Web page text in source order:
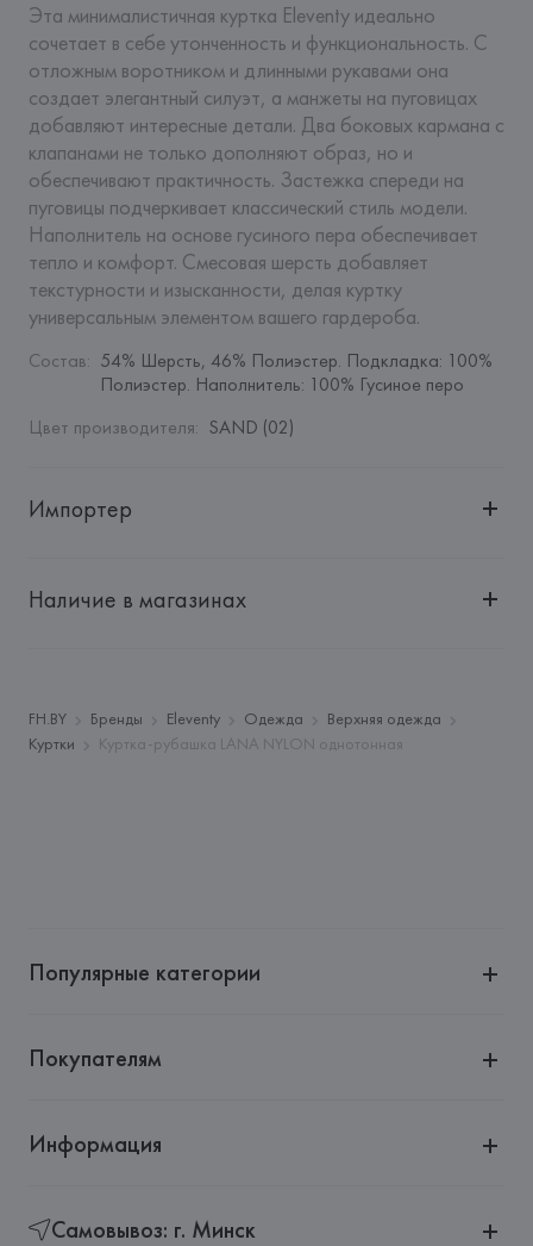
Эта минималистичная куртка Eleventy идеально
сочетает в себе утонченность и функциональность. С
отложным воротником и длинными рукавами она
создает элегантный силуэт, а манжеты на пуговицах
добавляют интересные детали. Два боковых кармана с
клапанами не только дополняют образ, но и
обеспечивают практичность. Застежка спереди на
пуговицы подчеркивает классический стиль модели.
Наполнитель на основе гусиного пера обеспечивает
тепло и комфорт. Смесовая шерсть добавляет
текстурности и изысканности, делая куртку
универсальным элементом вашего гардероба.
Состав: 54% Шерсть, 46% Полиэстер. Подкладка: 100%
Полиэстер. Наполнитель: 100% Гусиное перо
Цвет производителя: SAND (02)
Импортер
"БелВиринея"
Адрес:
ИТАЛИЯ,
Eleventy World S.r.l., 08848610963, Corso
Venezia 5, 20121, Milano,
Наличие в магазинах
FH.BY Бренды Eleventy Одежда
Верхняя одежда
Куртки
Куртка-рубашка LANA NYLON однотонная
Популярные категории
Покупателям
Информация
Самовывоз: г. Минск